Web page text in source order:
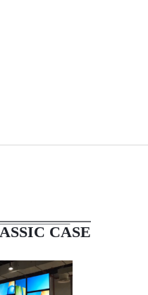
CASE